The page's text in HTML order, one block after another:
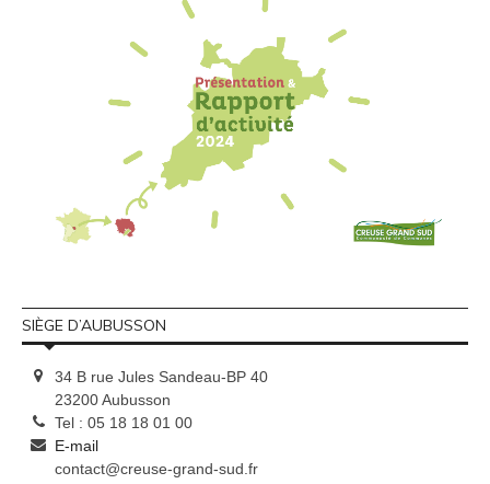
SIÈGE D’AUBUSSON
34 B rue Jules Sandeau-BP 40
23200 Aubusson
Tel : 05 18 18 01 00
E-mail
contact@creuse-grand-sud.fr